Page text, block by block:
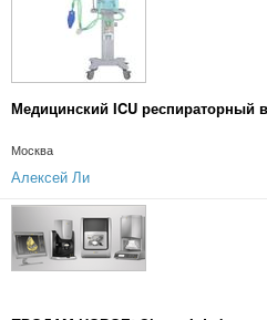
Медицинский ICU респираторный
Москва
Алексей Ли